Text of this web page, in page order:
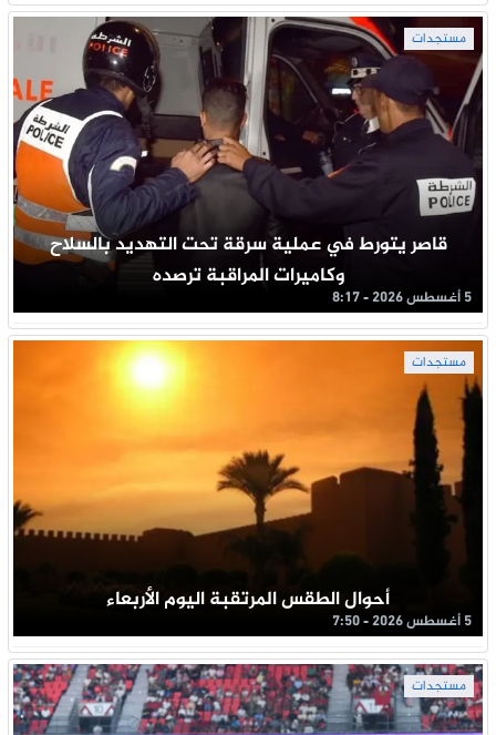
مستجدات
قاصر يتورط في عملية سرقة تحت التهديد بالسلاح
وكاميرات المراقبة ترصده
5 أغسطس 2026 - 8:17
مستجدات
أحوال الطقس المرتقبة اليوم الأربعاء
5 أغسطس 2026 - 7:50
مستجدات